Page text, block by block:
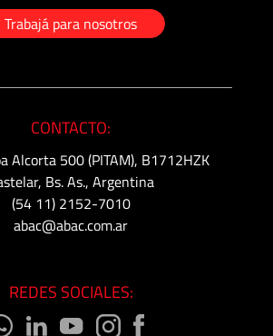
Trabajá para nosotros
CONTACTO:
Alcorta 500 (PITAM), B1712HZK
Bs. As., Argentina
(54 11) 2152-7010
abac@abac.com.ar
REDES SOCIALES: